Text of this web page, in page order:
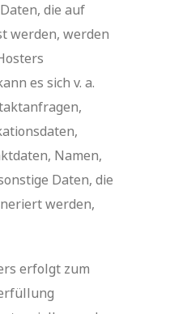
die auf
werden, werden
es sich v. a.
Namen,
Daten, die
werden,
erfolgt zum